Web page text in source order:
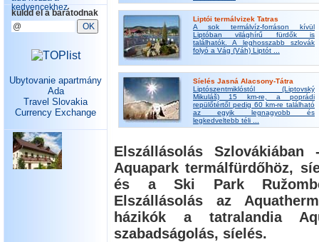
kedvencekhez
küldd el a barátodnak
Ubytovanie apartmány
Ada
Travel Slovakia
Currency Exchange
Liptói termálvizek Tatras
A sok termálvíz-forráson kívül
Liptóban világhírű fürdők is
találhatók. A leghosszabb szlovák
folyó a Vág (Váh) Liptót ...
Síelés Jasná Alacsony-Tátra
Liptószentmiklóstól (Liptovský
Mikuláš) 15 km-re, a poprádi
repülőtértől pedig 60 km-re található
az egyik legnagyobb és
legkedveltebb téli ...
Elszállásolás
Aquapark termálfürdőhöz,
és a Ski Park
Elszállásolás az
házikók a tatralandia
szabadságolás, síelés.